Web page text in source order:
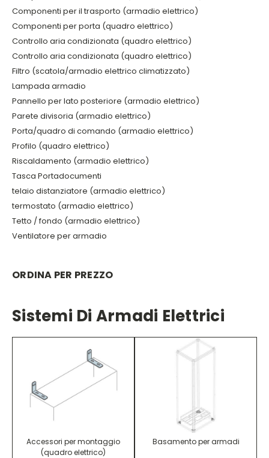
Componenti per il trasporto (armadio elettrico)
Componenti per porta (quadro elettrico)
Controllo aria condizionata (quadro elettrico)
Controllo aria condizionata (quadro elettrico)
Filtro (scatola/armadio elettrico climatizzato)
Lampada armadio
Pannello per lato posteriore (armadio elettrico)
Parete divisoria (armadio elettrico)
Porta/quadro di comando (armadio elettrico)
Profilo (quadro elettrico)
Riscaldamento (armadio elettrico)
Tasca Portadocumenti
telaio distanziatore (armadio elettrico)
termostato (armadio elettrico)
Tetto / fondo (armadio elettrico)
Ventilatore per armadio
ORDINA PER PREZZO
Sistemi Di Armadi Elettrici
Accessori per montaggio
(quadro elettrico)
Basamento per armadi